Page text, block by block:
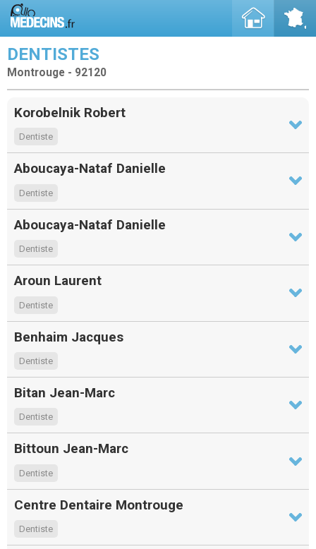
DENTISTES
Montrouge - 92120
Korobelnik Robert
Dentiste
Aboucaya-Nataf Danielle
Dentiste
Aboucaya-Nataf Danielle
Dentiste
Aroun Laurent
Dentiste
Benhaim Jacques
Dentiste
Bitan Jean-Marc
Dentiste
Bittoun Jean-Marc
Dentiste
Centre Dentaire Montrouge
Dentiste